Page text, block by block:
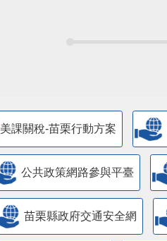
美課關稅-苗栗行動方案
公共政策網路參與平臺
苗栗縣政府交通安全網